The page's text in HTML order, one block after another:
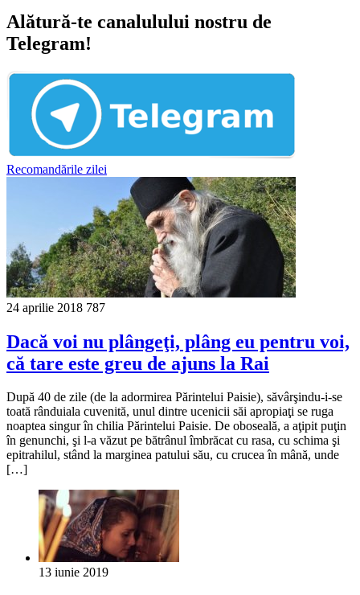
Alătură-te canalulului nostru de
Telegram!
Recomandările zilei
24 aprilie 2018 787
Dacă voi nu plângeţi, plâng eu pentru voi,
că tare este greu de ajuns la Rai
După 40 de zile (de la adormirea Părintelui Paisie), săvârşindu-i-se
toată rânduiala cuvenită, unul dintre ucenicii săi apropiaţi se ruga
noaptea singur în chilia Părintelui Paisie. De oboseală, a aţipit puţin
în genunchi, şi l-a văzut pe bătrânul îmbrăcat cu rasa, cu schima şi
epitrahilul, stând la marginea patului său, cu crucea în mână, unde
[…]
13 iunie 2019